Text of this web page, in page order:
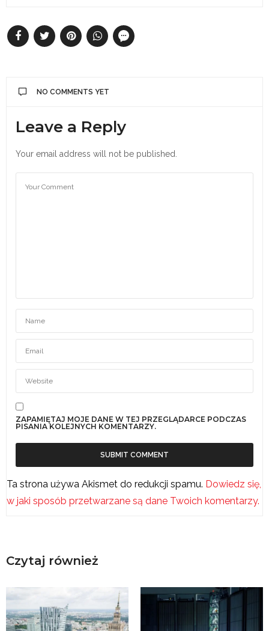
NO COMMENTS YET
Leave a Reply
Your email address will not be published.
ZAPAMIĘTAJ MOJE DANE W TEJ PRZEGLĄDARCE PODCZAS
PISANIA KOLEJNYCH KOMENTARZY.
Ta strona używa Akismet do redukcji spamu. Dowiedz się,
w jaki sposób przetwarzane są dane Twoich komentarzy.
Czytaj również